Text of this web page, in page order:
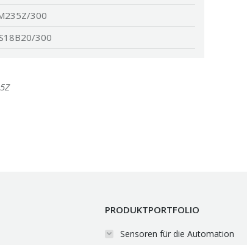
300
300
PRODUKTPORTFOLIO
Sensoren für die Automation